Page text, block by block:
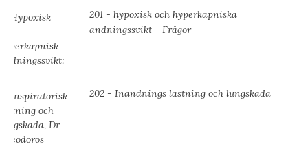
201 - hypoxisk och hyperkapniska
andningssvikt - Frågor
202 - Inandnings lastning och lungskada